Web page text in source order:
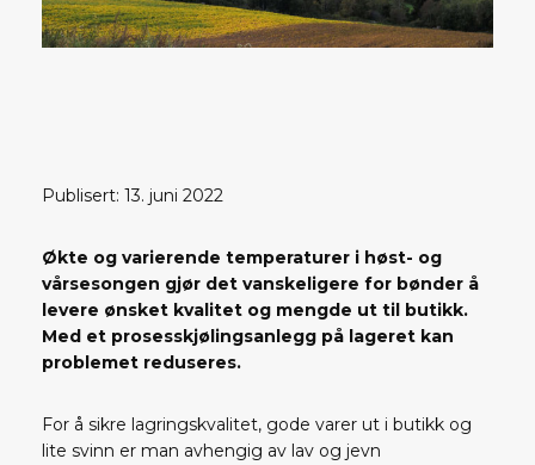
Publisert: 13. juni 2022
Økte og varierende temperaturer i høst- og
vårsesongen gjør det vanskeligere for bønder å
levere ønsket kvalitet og mengde ut til butikk.
Med et prosesskjølingsanlegg på lageret kan
problemet reduseres.
For å sikre lagringskvalitet, gode varer ut i butikk og
lite svinn er man avhengig av lav og jevn